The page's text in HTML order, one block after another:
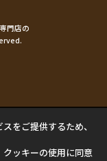
門店の
をご提供するため、
ッキーの使用に同意